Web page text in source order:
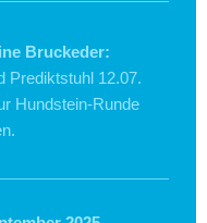
Bruckeder:
Prediktstuhl 12.07.
Hundstein-Runde